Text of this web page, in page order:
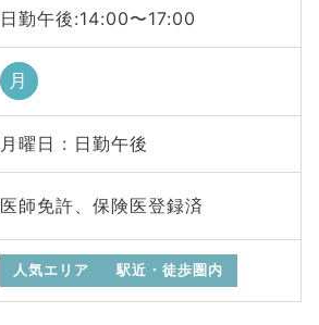
日勤午後:14:00〜17:00
月
月曜日 : 日勤午後
医師免許、保険医登録済
人気エリア 駅近・徒歩圏内